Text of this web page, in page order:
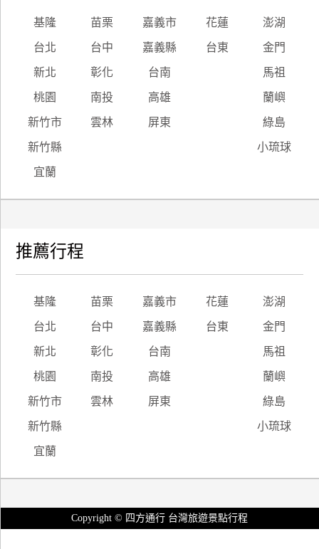
基隆 苗栗 嘉義市 花蓮 澎湖
台北 台中 嘉義縣 台東 金門
新北 彰化 台南 馬祖
桃園 南投 高雄 蘭嶼
新竹市 雲林 屏東 綠島
新竹縣 小琉球
宜蘭
推薦行程
基隆 苗栗 嘉義市 花蓮 澎湖
台北 台中 嘉義縣 台東 金門
新北 彰化 台南 馬祖
桃園 南投 高雄 蘭嶼
新竹市 雲林 屏東 綠島
新竹縣 小琉球
宜蘭
Copyright © 四方通行 台灣旅遊景點行程